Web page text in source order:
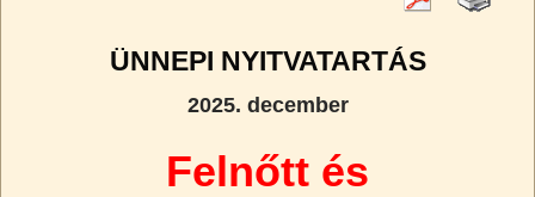
ÜNNEPI NYITVATARTÁS
2025. december
Felnőtt és